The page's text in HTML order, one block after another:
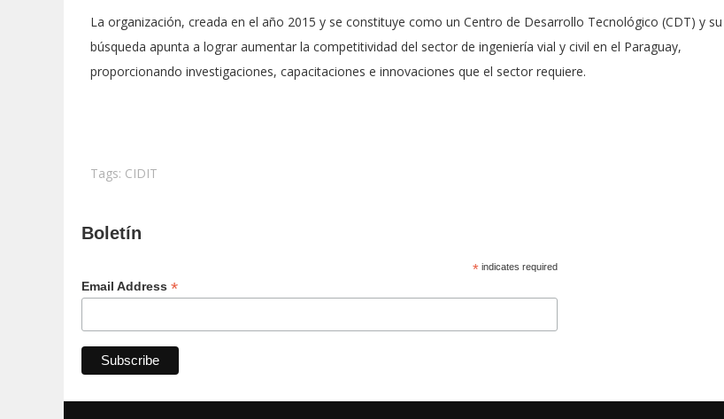
La organización, creada en el año 2015 y se constituye como un Centro de Desarrollo Tecnológico (CDT) y su
búsqueda apunta a lograr aumentar la competitividad del sector de ingeniería vial y civil en el Paraguay,
proporcionando investigaciones, capacitaciones e innovaciones que el sector requiere.
Tags: CIDIT
Boletín
*indicates required
Email Address *